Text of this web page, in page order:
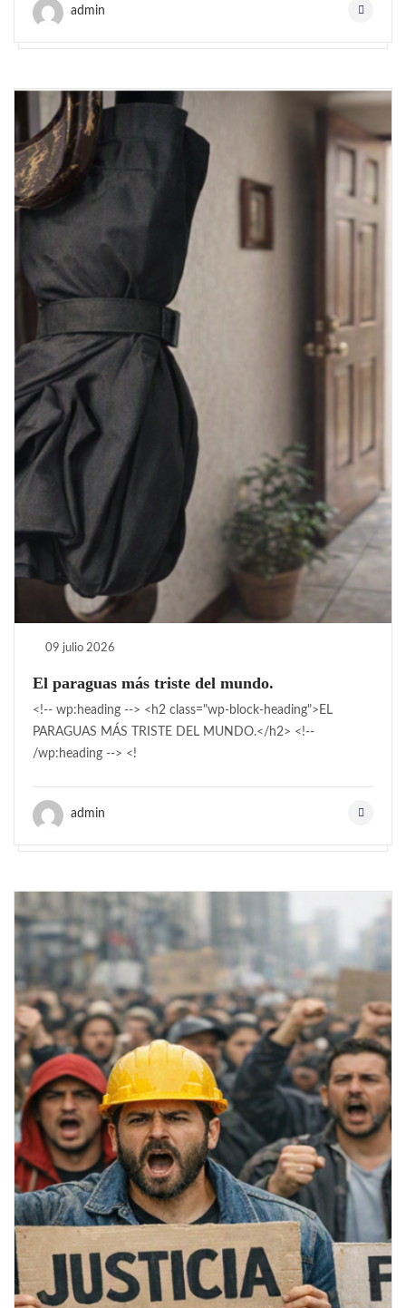
admin
09 julio 2026
El paraguas más triste del mundo.
<!-- wp:heading --> <h2 class="wp-block-heading">EL
PARAGUAS MÁS TRISTE DEL MUNDO.</h2> <!--
/wp:heading --> <!
admin